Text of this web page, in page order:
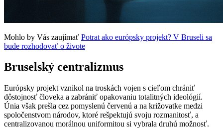
Mohlo by Vás zaujímať Potrat ako európsky projekt? V Bruseli sa
bude rozhodovať o živote
Bruselský centralizmus
Európsky projekt vznikol na troskách vojen s cieľom chrániť
dôstojnosť človeka a zabrániť opakovaniu totalitných ideológií.
Únia však prešla cez pomyslenú červenú a na križovatke medzi
spoločenstvom národov, ktoré rešpektujú svoju rozmanitosť, a
centralizovanou morálnou uniformitou si vybrala druhú možnosť.